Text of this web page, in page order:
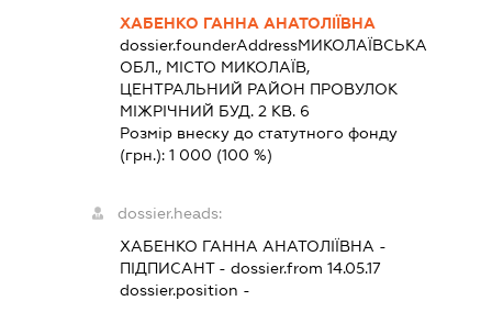
ХАБЕНКО ГАННА АНАТОЛІЇВНА
dossier.founderAddressМИКОЛАЇВСЬКА
ОБЛ., МІСТО МИКОЛАЇВ,
ЦЕНТРАЛЬНИЙ РАЙОН ПРОВУЛОК
МІЖРІЧНИЙ БУД. 2 КВ. 6
Розмір внеску до статутного фонду
(грн.):1 000 (100 %)
dossier.heads:
ХАБЕНКО ГАННА АНАТОЛІЇВНА -
ПІДПИСАНТ- dossier.from 14.05.17
dossier.position -